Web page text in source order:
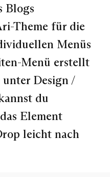
Blogs
Theme für die
Menüs
Menü erstellt
Design /
du
Element
leicht nach